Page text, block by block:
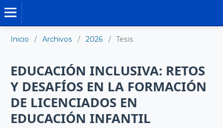
Inicio / Archivos / 2026 / Tesis
EDUCACIÓN INCLUSIVA: RETOS
Y DESAFÍOS EN LA FORMACIÓN
DE LICENCIADOS EN
EDUCACIÓN INFANTIL